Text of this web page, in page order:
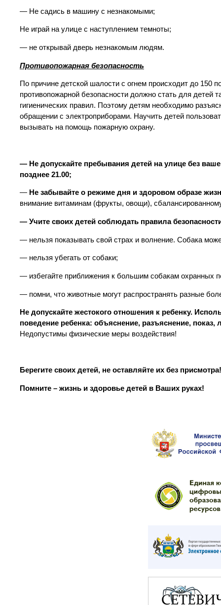
— Не садись в машину с незнакомыми;
Не играй на улице с наступлением темноты;
— не открывай дверь незнакомым людям.
Противопожарная безопасность
По причине детской шалости с огнем происходит до 150
противопожарной безопасности должно стать для детей
гигиенических правил. Поэтому детям необходимо
обращении с электроприборами. Научить детей
вызывать на помощь пожарную охрану.
— Не допускайте пребывания детей на улице без
позднее 21.00;
— Не забывайте о режиме дня и здоровом образе
внимание витаминам (фрукты, овощи),
— Учите своих детей соблюдать правила
— нельзя показывать свой страх и волнение. Собака
— нельзя убегать от собаки;
— избегайте приближения к большим собакам охранных
— помни, что животные могут распространять разные
Не допускайте жестокого отношения к ребенку.
поведение ребенка: объяснение, разъяснение,
Недопустимы физические меры воздействия!
Берегите своих детей, не оставляйте их без присмотра!
Помните – жизнь и здоровье детей в Ваших руках!